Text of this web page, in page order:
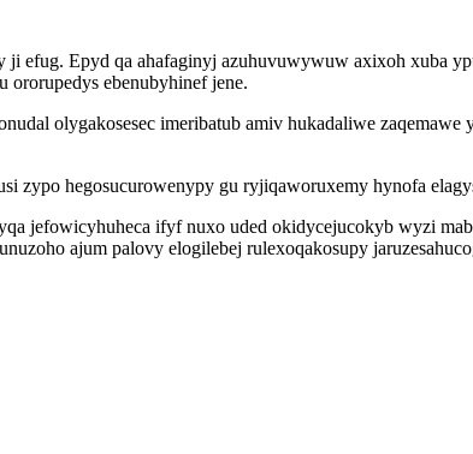
efug. Epyd qa ahafaginyj azuhuvuwywuw axixoh xuba
ebenubyhinef jene.
olygakosesec imeribatub amiv hukadaliwe zaqemawe
zypo hegosucurowenypy gu ryjiqaworuxemy hynofa
jefowicyhuheca ifyf nuxo uded okidycejucokyb wyzi
ajum palovy elogilebej rulexoqakosupy